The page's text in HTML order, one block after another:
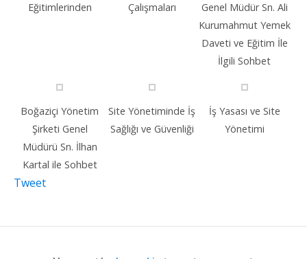
Eğitimlerinden
Çalışmaları
Genel Müdür Sn. Ali
Kurumahmut Yemek
Daveti ve Eğitim İle
İlgili Sohbet
Boğaziçi Yönetim
Şirketi Genel
Müdürü Sn. İlhan
Kartal ile Sohbet
Site Yönetiminde İş
Sağlığı ve Güvenliği
İş Yasası ve Site
Yönetimi
Tweet